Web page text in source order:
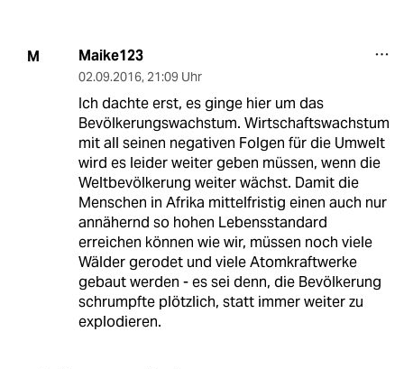
M Maike123
02.09.2016, 21:09 Uhr
Ich dachte erst, es ginge hier um das
Bevölkerungswachstum. Wirtschaftswachstum
mit all seinen negativen Folgen für die Umwelt
wird es leider weiter geben müssen, wenn die
Weltbevölkerung weiter wächst. Damit die
Menschen in Afrika mittelfristig einen auch nur
annähernd so hohen Lebensstandard
erreichen können wie wir, müssen noch viele
Wälder gerodet und viele Atomkraftwerke
gebaut werden - es sei denn, die Bevölkerung
schrumpfte plötzlich, statt immer weiter zu
explodieren.